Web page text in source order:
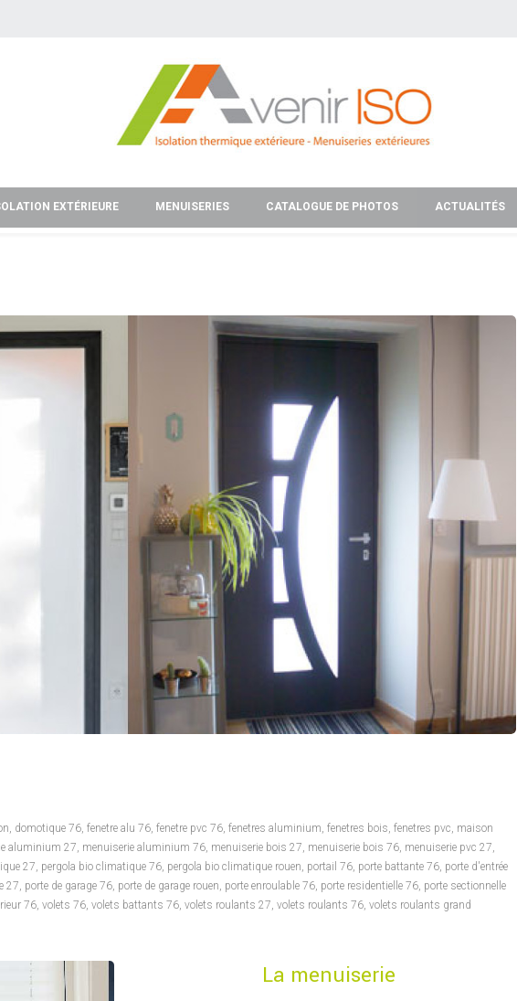
EXTÉRIEURE MENUISERIES CATALOGUE DE PHOTOS ACTUALITÉS
domotique 76 fenetre alu 76 fenetre pvc 76 fenetres aluminium fenetres bois fenetres pvc maison
aluminium 27 menuiserie aluminium 76 menuiserie bois 27 menuiserie bois 76 menuiserie pvc 27
27 pergola bio climatique 76 pergola bio climatique rouen portail 76 porte battante 76 porte d'entrée
27 porte de garage 76 porte de garage rouen porte enroulable 76 porte residentielle 76 porte sectionnelle
76 volets 76 volets battants 76 volets roulants 27 volets roulants 76 volets roulants grand
La menuiserie